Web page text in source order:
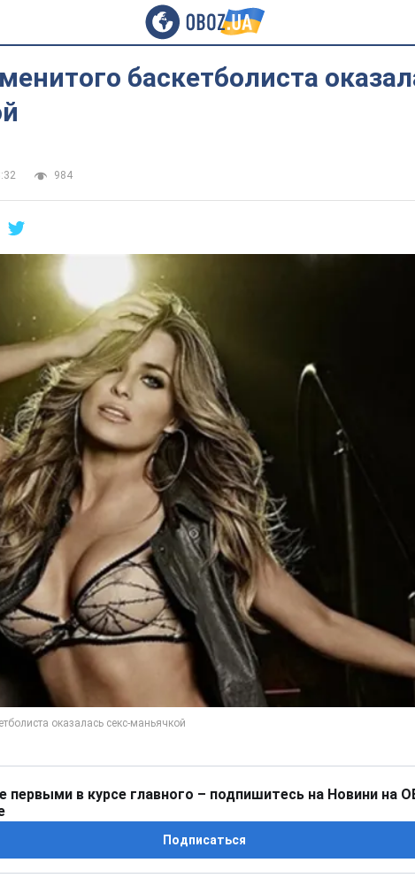
баскетболиста
984
первыми в курсе главного – подпишитесь на Новини на
Подписаться